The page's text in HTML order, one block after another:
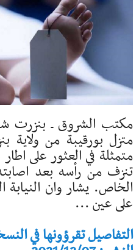
مكتب الشروق ـ بنزرت
متزل بورقيبة من ولاية
متمثلة في العثور على
تنزف من رأسه بعد
الخاص. يشار وان
على عين ...
التفاصيل تقرؤونها في